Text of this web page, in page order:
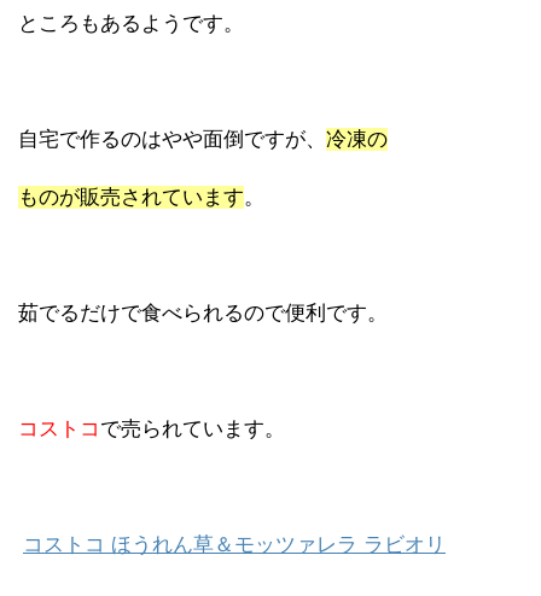
ところもあるようです。
自宅で作るのはやや面倒ですが、 冷凍の
ものが販売されています。
茹でるだけで食べられるので便利です。
コストコ で売られています。
コストコ ほうれん草＆モッツァレラ ラビオリ